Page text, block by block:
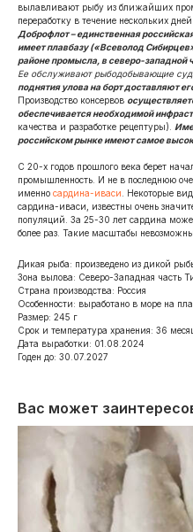
вылавливают рыбу из ближайших
переработку в течение нескольких дней.
Доброфлот – единственная
имеет плавбазу («Всеволод
районе промысла, в северо-западной
Ее обслуживают рыбодобывающие
поднятия улова на борт доставляют
Производство консервов
обеспечивается необходимой
качества и разработке рецептуры).
российском рынке имеют самое
С 20-х годов прошлого века берет
промышленность. И не в последнюю
именно сардина-иваси . Некоторые
сардина-иваси, известны очень
популяций. За 25-30 лет сардина
более раз. Такие масштабы
Дикая рыба: произведено из дикой
Зона вылова: Северо-Западная часть
Страна производства: Россия
Особенности: выработано в море на
Размер: 245 г
Срок и температура хранения: 36
Дата выработки: 01.08.2024
Годен до: 30.07.2027
Вас может